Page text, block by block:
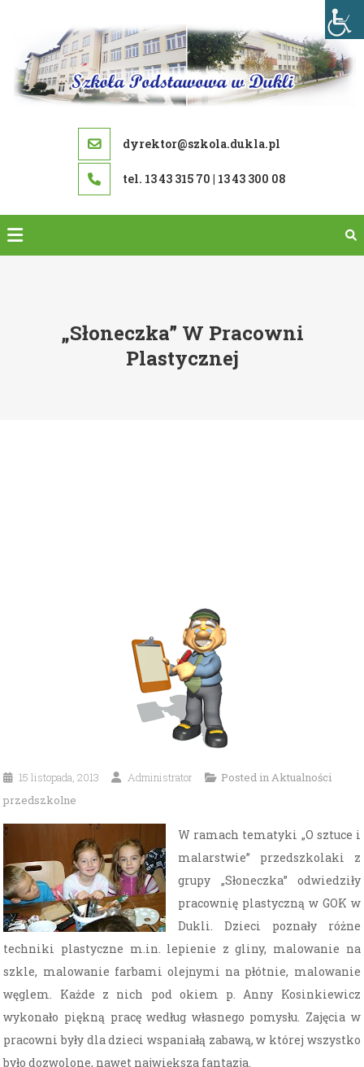
content
dyrektor@szkola.dukla.pl
tel. 13 43 315 70 | 13 43 300 08
„Słoneczka” W Pracowni
Plastycznej
15 listopada, 2013 Administrator Posted inAktualności
przedszkolne
W ramach tematyki „O sztuce i
malarstwie” przedszkolaki z
grupy „Słoneczka” odwiedziły
pracownię plastyczną w GOK w
Dukli. Dzieci poznały różne
techniki plastyczne m.in. lepienie z gliny, malowanie na
szkle, malowanie farbami olejnymi na płótnie, malowanie
węglem. Każde z nich pod okiem p. Anny Kosinkiewicz
wykonało piękną pracę według własnego pomysłu. Zajęcia w
pracowni były dla dzieci wspaniałą zabawą, w której wszystko
było dozwolone, nawet największa fantazja.